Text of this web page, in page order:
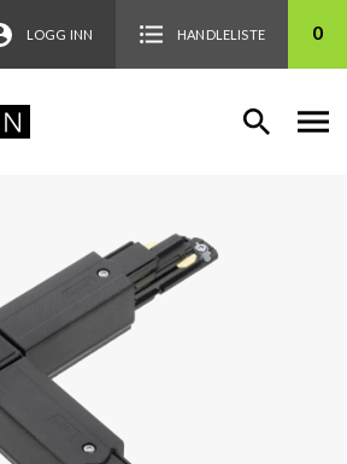
LOGG INN HANDLELISTE 0